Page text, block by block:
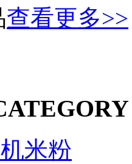
查看更多>>
米粉